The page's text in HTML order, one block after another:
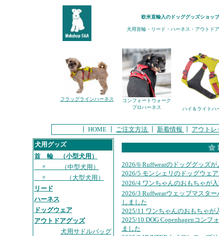
欧米直輸入のドッググッズショップ
犬用首輪・リード・ハーネス・アウトドア
フラッグラインハーネス
コンフォートウォーク
プロハーネス
ハイ＆ライトハ
┃ HOME ┃ ご注文方法 新着情報 アウト
犬用グッズ
首 輪 （小型犬用）
〃 （中型犬用）
〃 （大型犬用）
リード
ハーネス
ドッグウェア
アウトドアグッズ
犬用サドルバッグ
☆
2026/6 Ruffwearのドッググッズ
2026/5 モンシェリのドッグウェ
2026/4 ワンちゃんのおもちゃが
2026/3 Ruffwearウェッブマスタ
しました
2025/11 ワンちゃんのおもちゃが
2025/10 DOG Copenhagenコンフ
ました